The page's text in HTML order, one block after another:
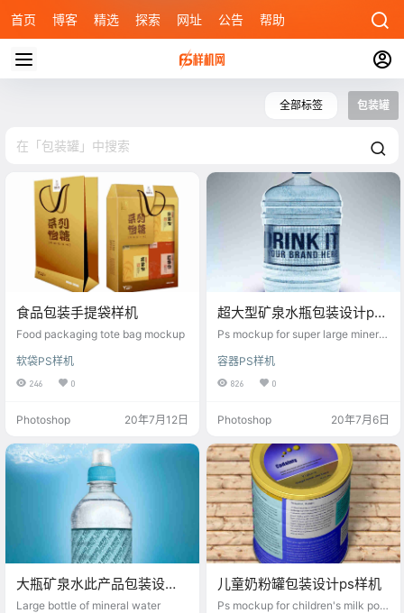
首页 博客 精选 探索 网址 公告 帮助
全部标签 包装罐
食品包装手提袋样机
Food packaging tote bag mockup
软袋PS样机
246 0
Photoshop 20年7月12日
超大型矿泉水瓶包装设计ps
样机
Ps mockup for super large mineral
容器PS样机
826 0
Photoshop 20年7月6日
大瓶矿泉水此产品包装设计
ps样机
Large bottle of mineral water
儿童奶粉罐包装设计ps样机
Ps mockup for children's milk pow